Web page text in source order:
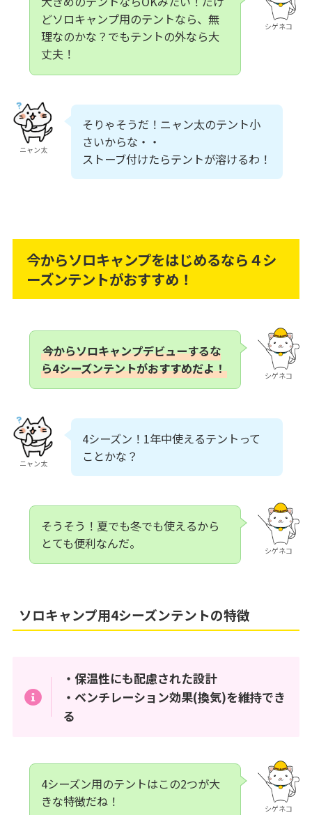
シゲネコ
どソロキャンプ用のテントなら、無
理なのかな？でもテントの外なら大
丈夫！
ニャン太
そりゃそうだ！ニャン太のテント小
さいからな・・
ストーブ付けたらテントが溶けるわ！
今からソロキャンプをはじめるなら４シ
ーズンテントがおすすめ！
シゲネコ
今からソロキャンプデビューするな
ら4シーズンテントがおすすめだよ！
ニャン太
4シーズン！1年中使えるテントって
ことかな？
シゲネコ
そうそう！夏でも冬でも使えるから
とても便利なんだ。
ソロキャンプ用4シーズンテントの特徴
・保温性にも配慮された設計
・ベンチレーション効果(換気)を維持でき
る
シゲネコ
4シーズン用のテントはこの2つが大
きな特徴だね！